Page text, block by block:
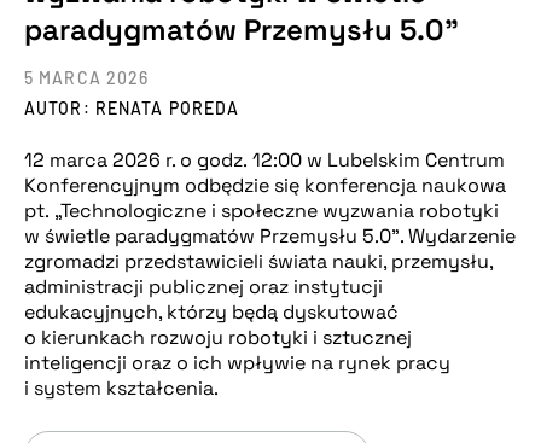
paradygmatów Przemysłu 5.0”
AUTOR: RENATA POREDA
5 MARCA 2026
12 marca 2026 r. o godz. 12:00 w Lubelskim Centrum
Konferencyjnym odbędzie się konferencja naukowa
pt. „Technologiczne i społeczne wyzwania robotyki
w świetle paradygmatów Przemysłu 5.0”. Wydarzenie
zgromadzi przedstawicieli świata nauki, przemysłu,
administracji publicznej oraz instytucji
edukacyjnych, którzy będą dyskutować
o kierunkach rozwoju robotyki i sztucznej
inteligencji oraz o ich wpływie na rynek pracy
i system kształcenia.